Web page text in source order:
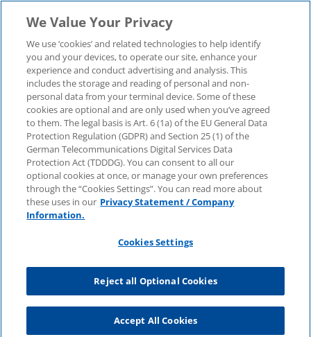
We Value Your Privacy
We use ‘cookies’ and related technologies to help identify
you and your devices, to operate our site, enhance your
experience and conduct advertising and analysis. This
includes the storage and reading of personal and non-
personal data from your terminal device. Some of these
cookies are optional and are only used when you’ve agreed
to them. The legal basis is Art. 6 (1a) of the EU General Data
Protection Regulation (GDPR) and Section 25 (1) of the
German Telecommunications Digital Services Data
Protection Act (TDDDG). You can consent to all our
optional cookies at once, or manage your own preferences
through the “Cookies Settings”. You can read more about
these uses in our Privacy Statement / Company
Information.
Cookies Settings
Reject all Optional Cookies
Accept All Cookies